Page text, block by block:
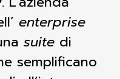
enterprise
suite di
semplificano